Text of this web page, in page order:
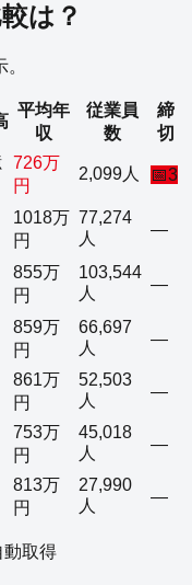
は？
平均年
収
従業員
数
締
切
726万
円
2,099人 📅3
1018万
円
77,274
人
—
855万
円
103,544
人
—
859万
円
66,697
人
—
861万
円
52,503
人
—
753万
円
45,018
人
—
813万
円
27,990
人
—
動取得